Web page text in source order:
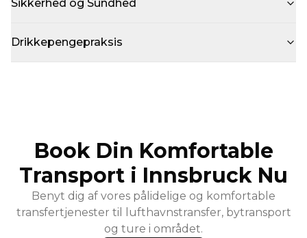
Sikkerhed og Sundhed
Drikkepengepraksis
Book Din Komfortable
Transport i Innsbruck Nu
Benyt dig af vores pålidelige og komfortable
transfertjenester til lufthavnstransfer, bytransport
og ture i området.